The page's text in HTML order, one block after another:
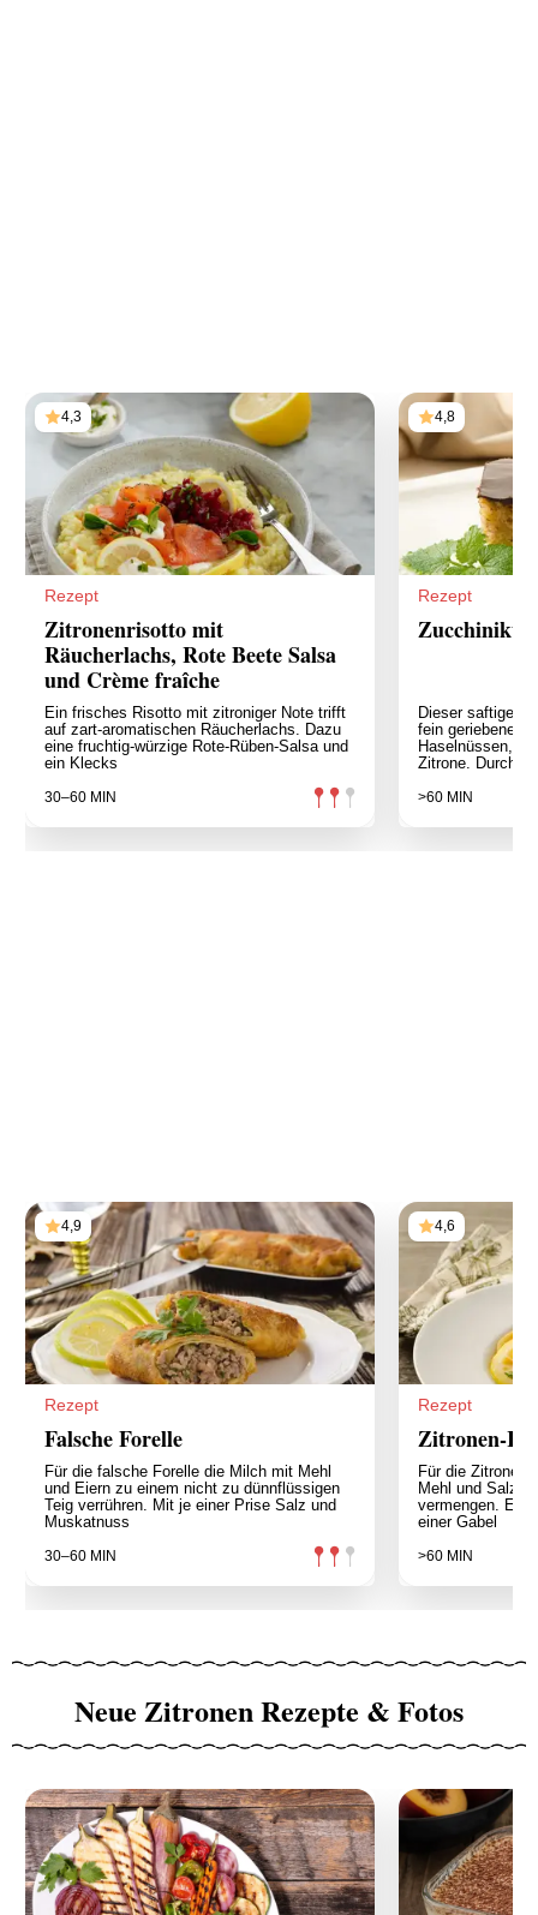
4,3
Rezept
Zitronenrisotto mit
Räucherlachs, Rote Beete Salsa
und Crème fraîche
Ein frisches Risotto mit zitroniger Note trifft
auf zart-aromatischen Räucherlachs. Dazu
eine fruchtig-würzige Rote-Rüben-Salsa und
ein Klecks
30–60 MIN
4,8
Rezept
Dieser saftige
fein geriebene
Haselnüssen,
Zitrone. Durch
>60 MIN
4,9
Rezept
Falsche Forelle
Für die falsche Forelle die Milch mit Mehl
und Eiern zu einem nicht zu dünnflüssigen
Teig verrühren. Mit je einer Prise Salz und
Muskatnuss
30–60 MIN
4,6
Rezept
Zitronen-
Für die
Mehl und Salz
vermengen.
einer Gabel
>60 MIN
Neue Zitronen Rezepte & Fotos